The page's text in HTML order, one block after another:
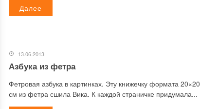
Далее
13.06.2013
Азбука из фетра
Фетровая азбука в картинках. Эту книжечку формата 20×20
см из фетра сшила Вика. К каждой страничке придумала...